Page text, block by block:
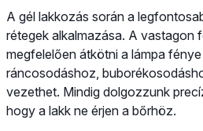
A gél lakkozás során a
rétegek alkalmazása. A vastagon
megfelelően átkötni a lámpa
ráncosodáshoz,
vezethet. Mindig dolgozzunk
hogy a lakk ne érjen a bőrhöz.